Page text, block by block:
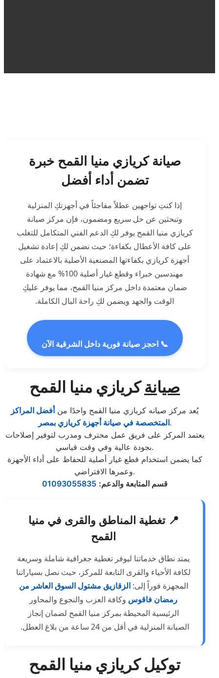
صيانة كريازي منيا القمح خبرة
تضمن أداء أفضل
إذا كنتِ تواجهين عطلاً مفاجئاً في أجهزتكِ المنزلية
وتبحثين عن حل سريع ومضمون، فإن مركز صيانة
كريازي منيا القمح يوفر لكِ الدعم الفني المتكامل للتغلب
على كافة الأعطال بكفاءة؛ حيث نضمن لكِ إعادة تشغيل
أجهزة كريازي بكفاءتها المصنعية الأصلية بالاعتماد على
مهندسين خبراء وقطع غيار أصلية 100% مع شهادة
ضمان معتمدة داخل مركز منيا القمح، مما يوفر عليكِ
الوقت والجهد ويضمن لكِ راحة البال الكاملة.
📞 احجز صيانة فورية داخل الشرقية الآن
صيانةكريازي منيا القمح
يُعد مركز صيانه كريازي منيا القمح واحدًا من أفضل المراكز
المتخصصة في صيانة أجهزة كريازي بمصر.
يعتمد المركز على فريق عمل محترف ومدرب لتوفير إصلاحات
بجودة عالية وفي وقت قياسي.
كما يضمن استخدام قطع غيار أصلية للحفاظ على أداء الأجهزة
وعمرها الافتراضي.
قسم المتابعة والدعم:
01093055835
📍 تغطية المناطق والقرى في منيا
القمح
يمتد نطاق خدماتنا ليوفر تغطية جغرافية شاملة وسريعة
لكافة الأحياء والقرى التابعة للمركز، حيث نصل بسياراتنا
المجهزة فوراً إلى:الزقازيق مشتول السوق العاشر من
رمضان فاقوس وكافة العزب والنجوع والمحاور
الرئيسية المحيطة بمركز منيا القمح لضمان إنجاز
الصيانة المنزلية في أقل من 24 ساعة من بلاغ العطل.
توكيل كريازي منيا القمح